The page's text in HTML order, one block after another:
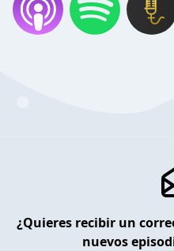
¿Quieres recibir un
nuevos